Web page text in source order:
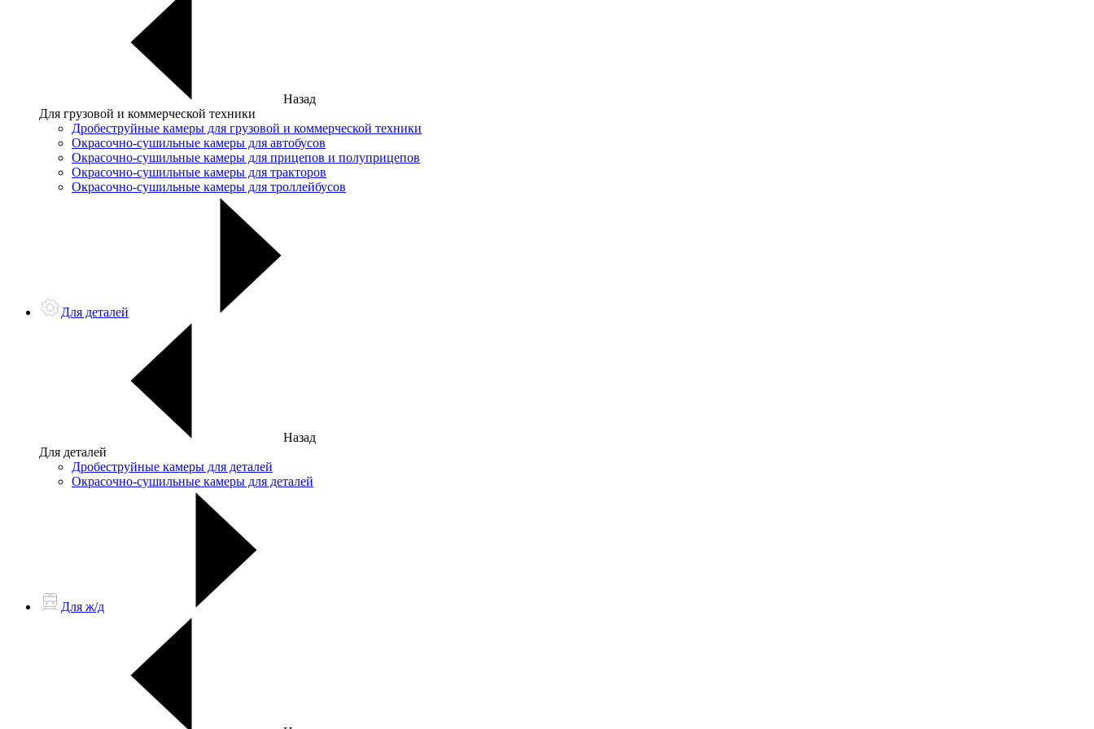
Назад
Для грузовой и коммерческой техники
Дробеструйные камеры для грузовой и коммерческой техники
Окрасочно-сушильные камеры для автобусов
Окрасочно-сушильные камеры для прицепов и полуприцепов
Окрасочно-сушильные камеры для тракторов
Окрасочно-сушильные камеры для троллейбусов
Для деталей
Назад
Для деталей
Дробеструйные камеры для деталей
Окрасочно-сушильные камеры для деталей
Для ж/д